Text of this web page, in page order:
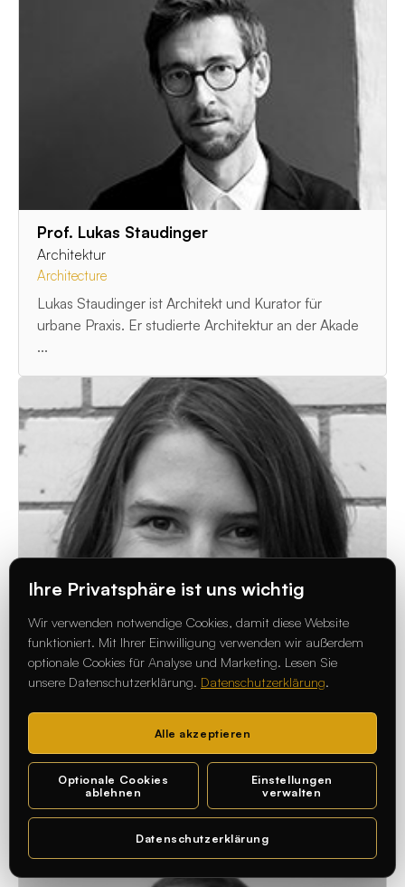
Prof. Lukas Staudinger
Architektur
Architecture
Lukas Staudinger ist Architekt und Kurator für
urbane Praxis. Er studierte Architektur an der Akade
...
Prof. Katrin Brünjes
Innenarchitektur/Innenraumgestaltung
studierte Architektur an der Bauhaus-Universität
Weima ...
Chat
Ihre Privatsphäre ist uns wichtig
Wir verwenden notwendige Cookies, damit diese Website
funktioniert. Mit Ihrer Einwilligung verwenden wir außerdem
optionale Cookies für Analyse und Marketing. Lesen Sie
unsere Datenschutzerklärung. Datenschutzerklärung.
Alle akzeptieren
Optionale Cookies
ablehnen
Einstellungen
verwalten
Datenschutzerklärung